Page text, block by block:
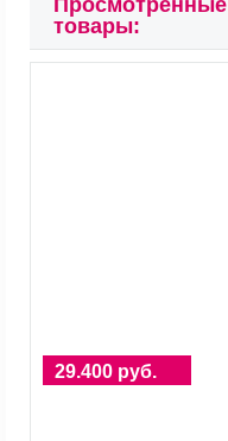
Просмотренные
товары:
29.400 руб.